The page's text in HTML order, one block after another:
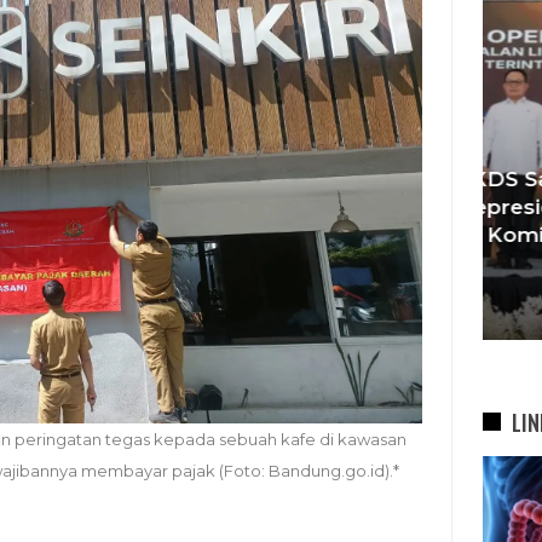
peringatan tegas kepada sebuah kafe di kawasan
membayar pajak (Foto: Bandung.go.id).*
KDS Sambut Kepala Staf
Kepresidenan RI, Tegaskan
Komitmen Sukseskan
Program…